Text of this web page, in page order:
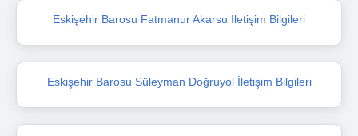
Eskişehir Barosu Fatmanur Akarsu İletişim Bilgileri
Eskişehir Barosu Süleyman Doğruyol İletişim Bilgileri